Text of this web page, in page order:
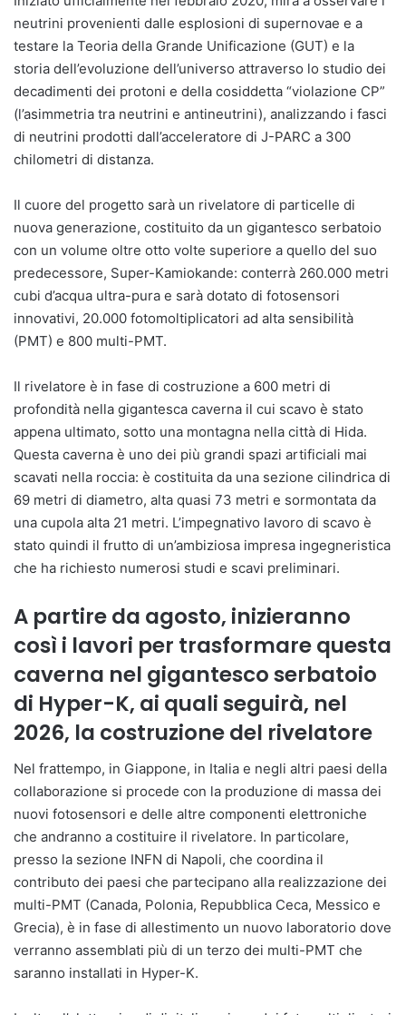
neutrini provenienti dalle esplosioni di supernovae e a
testare la Teoria della Grande Unificazione (GUT) e la
storia dell’evoluzione dell’universo attraverso lo studio dei
decadimenti dei protoni e della cosiddetta “violazione CP”
(l’asimmetria tra neutrini e antineutrini), analizzando i fasci
di neutrini prodotti dall’acceleratore di J-PARC a 300
chilometri di distanza.
Il cuore del progetto sarà un rivelatore di particelle di
nuova generazione, costituito da un gigantesco serbatoio
con un volume oltre otto volte superiore a quello del suo
predecessore, Super-Kamiokande: conterrà 260.000 metri
cubi d’acqua ultra-pura e sarà dotato di fotosensori
innovativi, 20.000 fotomoltiplicatori ad alta sensibilità
(PMT) e 800 multi-PMT.
Il rivelatore è in fase di costruzione a 600 metri di
profondità nella gigantesca caverna il cui scavo è stato
appena ultimato, sotto una montagna nella città di Hida.
Questa caverna è uno dei più grandi spazi artificiali mai
scavati nella roccia: è costituita da una sezione cilindrica di
69 metri di diametro, alta quasi 73 metri e sormontata da
una cupola alta 21 metri. L’impegnativo lavoro di scavo è
stato quindi il frutto di un’ambiziosa impresa ingegneristica
che ha richiesto numerosi studi e scavi preliminari.
A partire da agosto, inizieranno
così i lavori per trasformare questa
caverna nel gigantesco serbatoio
di Hyper-K, ai quali seguirà, nel
2026, la costruzione del rivelatore
Nel frattempo, in Giappone, in Italia e negli altri paesi della
collaborazione si procede con la produzione di massa dei
nuovi fotosensori e delle altre componenti elettroniche
che andranno a costituire il rivelatore. In particolare,
presso la sezione INFN di Napoli, che coordina il
contributo dei paesi che partecipano alla realizzazione dei
multi-PMT (Canada, Polonia, Repubblica Ceca, Messico e
Grecia), è in fase di allestimento un nuovo laboratorio dove
verranno assemblati più di un terzo dei multi-PMT che
saranno installati in Hyper-K.